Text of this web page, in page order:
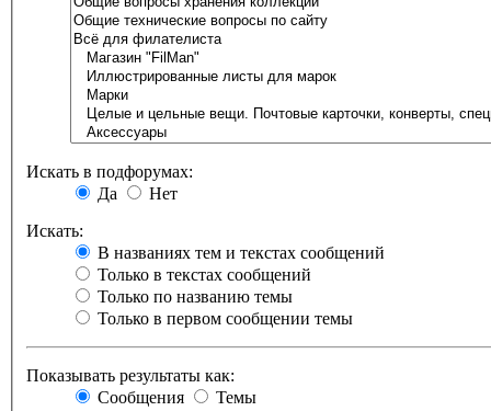
Искать в подфорумах:
Да
Нет
Искать:
В названиях тем и текстах сообщений
Только в текстах сообщений
Только по названию темы
Только в первом сообщении темы
Показывать результаты как:
Сообщения
Темы